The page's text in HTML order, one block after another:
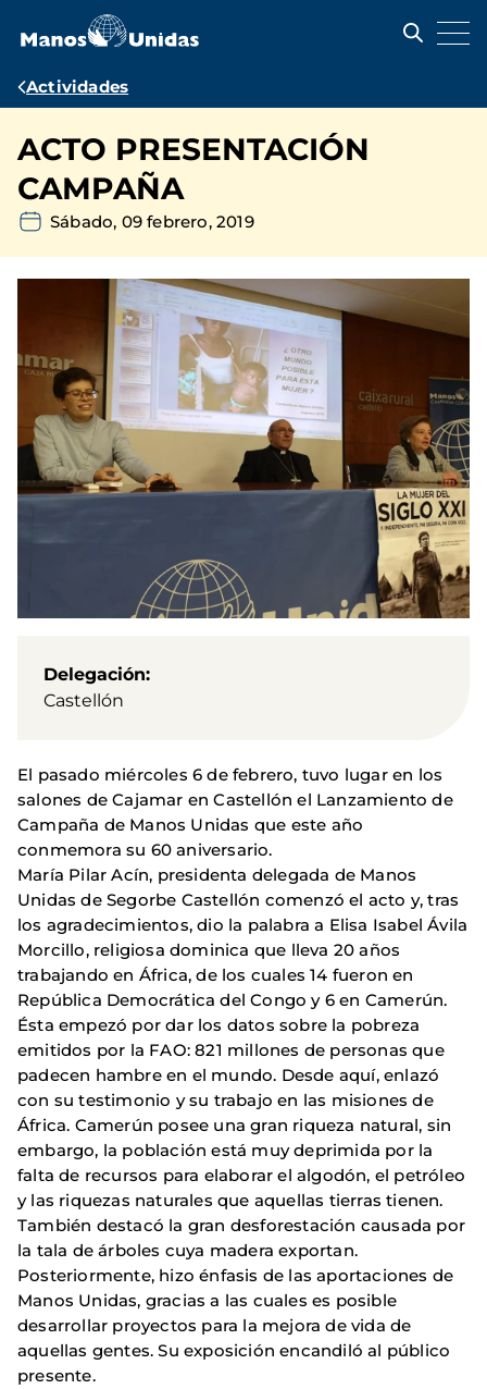
contenido
Ruta
navegación
Actividades
ACTO PRESENTACIÓN
CAMPAÑA
Sábado, 09 febrero, 2019
Delegación
Castellón
El pasado miércoles 6 de febrero, tuvo lugar en los
salones de Cajamar en Castellón el Lanzamiento de
Campaña de Manos Unidas que este año
conmemora su 60 aniversario.
María Pilar Acín, presidenta delegada de Manos
Unidas de Segorbe Castellón comenzó el acto y, tras
los agradecimientos, dio la palabra a Elisa Isabel Ávila
Morcillo, religiosa dominica que lleva 20 años
trabajando en África, de los cuales 14 fueron en
República Democrática del Congo y 6 en Camerún.
Ésta empezó por dar los datos sobre la pobreza
emitidos por la FAO: 821 millones de personas que
padecen hambre en el mundo. Desde aquí, enlazó
con su testimonio y su trabajo en las misiones de
África. Camerún posee una gran riqueza natural, sin
embargo, la población está muy deprimida por la
falta de recursos para elaborar el algodón, el petróleo
y las riquezas naturales que aquellas tierras tienen.
También destacó la gran desforestación causada por
la tala de árboles cuya madera exportan.
Posteriormente, hizo énfasis de las aportaciones de
Manos Unidas, gracias a las cuales es posible
desarrollar proyectos para la mejora de vida de
aquellas gentes. Su exposición encandiló al público
presente.